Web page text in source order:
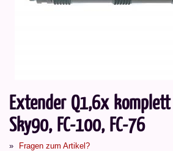
Extender Q1,6x
Sky90, FC-100, FC-76
Fragen zum Artikel?